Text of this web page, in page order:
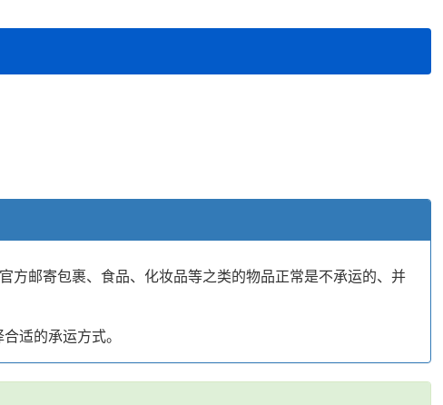
方邮寄包裹、食品、化妆品等之类的物品正常是不承运的、并
适的承运方式。